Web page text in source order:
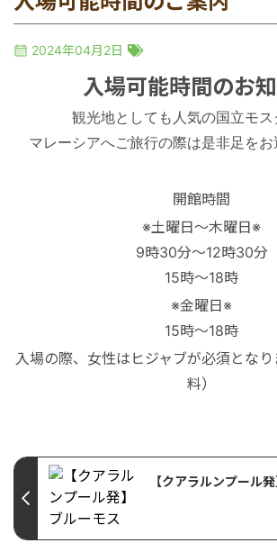
2024年04月2日
入場可能時間のお
観光地としても人気の国立モス
マレーシアへご旅行の際は是非足をお
開館時間
※土曜日～木曜日※
9時30分～12時30分
15時～18時
※金曜日※
15時～18時
入場の際、女性はヒジャブが必須とな
料）
アイランド
ーシア国外
ガポール